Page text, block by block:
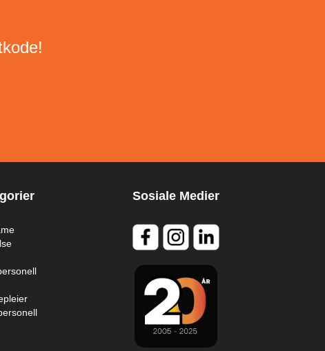
Sosiale Medier